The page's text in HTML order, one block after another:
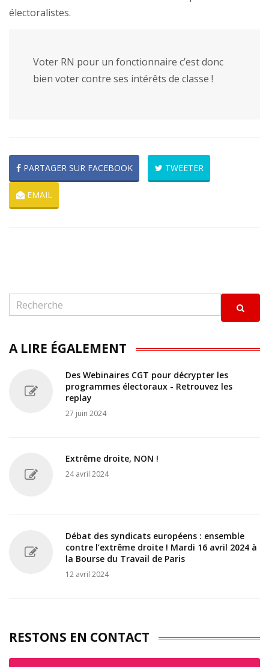
électoralistes.
Voter RN pour un fonctionnaire c’est donc
bien voter contre ses intérêts de classe !
PARTAGER SUR FACEBOOK TWEETER
EMAIL
A LIRE ÉGALEMENT
Des Webinaires CGT pour décrypter les
programmes électoraux - Retrouvez les
replay
27 juin 2024
Extrême droite, NON !
24 avril 2024
Débat des syndicats européens : ensemble
contre l’extrême droite ! Mardi 16 avril 2024 à
la Bourse du Travail de Paris
12 avril 2024
RESTONS EN CONTACT